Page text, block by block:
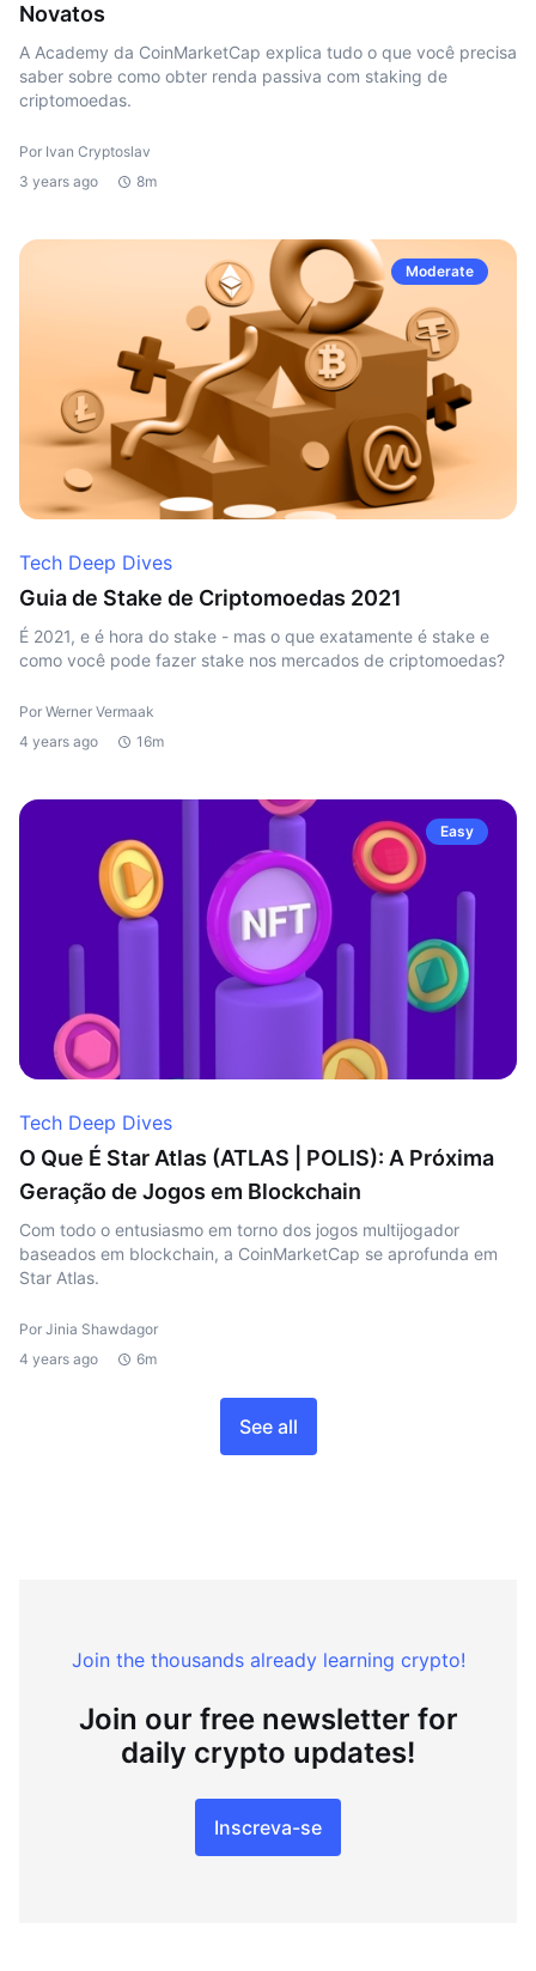
Novatos
A Academy da CoinMarketCap explica tudo o que você precisa
saber sobre como obter renda passiva com staking de
criptomoedas.
Por Ivan Cryptoslav
3 years ago
8m
Moderate
Tech Deep Dives
Guia de Stake de Criptomoedas 2021
É 2021, e é hora do stake - mas o que exatamente é stake e
como você pode fazer stake nos mercados de criptomoedas?
Por Werner Vermaak
4 years ago
16m
Easy
Tech Deep Dives
O Que É Star Atlas (ATLAS | POLIS): A Próxima
Geração de Jogos em Blockchain
Com todo o entusiasmo em torno dos jogos multijogador
baseados em blockchain, a CoinMarketCap se aprofunda em
Star Atlas.
Por Jinia Shawdagor
4 years ago
6m
See all
Join the thousands already learning crypto!
Join our free newsletter for
daily crypto updates!
Inscreva-se